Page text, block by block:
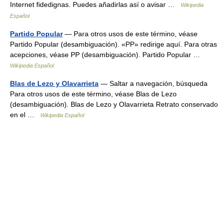
Internet fidedignas. Puedes añadirlas así o avisar …
Wikipedia
Español
Partido Popular— Para otros usos de este término, véase
Partido Popular (desambiguación). «PP» redirige aquí. Para otras
acepciones, véase PP (desambiguación). Partido Popular …
Wikipedia Español
Blas de Lezo y Olavarrieta — Saltar a navegación, búsqueda
Para otros usos de este término, véase Blas de Lezo
(desambiguación). Blas de Lezo y Olavarrieta Retrato conservado
en el …
Wikipedia Español